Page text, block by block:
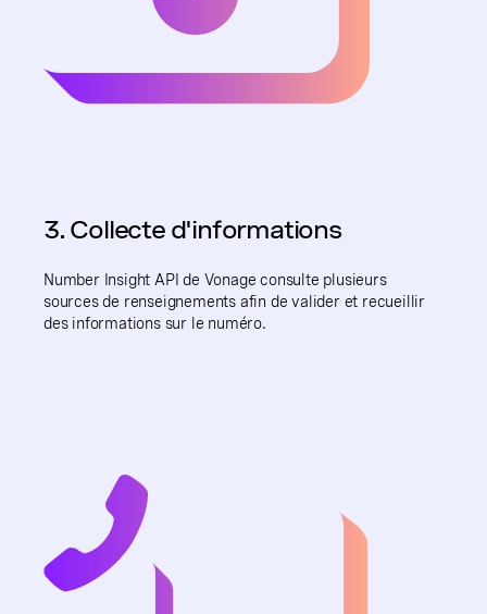
3. Collecte d'informations
Number Insight API de Vonage consulte plusieurs
sources de renseignements afin de valider et recueillir
des informations sur le numéro.